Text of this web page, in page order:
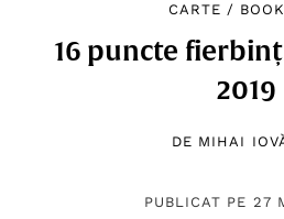
CARTE /
16 puncte
2019
DE MIHAI
PUBLICAT PE 27